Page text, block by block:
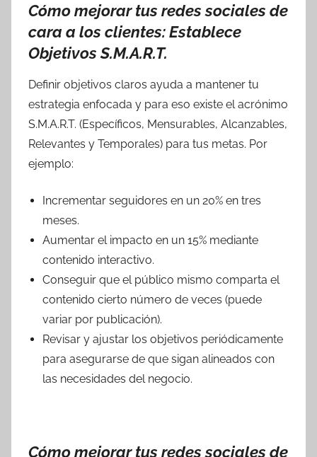
Cómo mejorar tus redes sociales de
cara a los clientes: Establece
Objetivos S.M.A.R.T.
Definir objetivos claros ayuda a mantener tu
estrategia enfocada y para eso existe el acrónimo
S.M.A.R.T. (Específicos, Mensurables, Alcanzables,
Relevantes y Temporales) para tus metas. Por
ejemplo:
Incrementar seguidores en un 20% en tres
meses.
Aumentar el impacto en un 15% mediante
contenido interactivo.
Conseguir que el público mismo comparta el
contenido cierto número de veces (puede
variar por publicación).
Revisar y ajustar los objetivos periódicamente
para asegurarse de que sigan alineados con
las necesidades del negocio.
Cómo mejorar tus redes sociales de